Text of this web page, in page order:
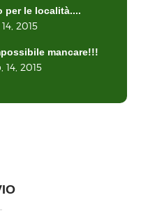
per le località....
2015
mancare!!!
14, 2015